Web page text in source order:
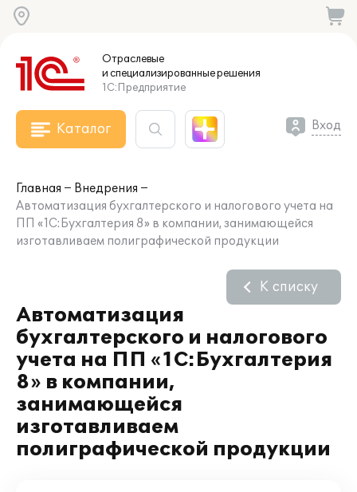
Отраслевые
и специализированныерешения
1С:Предприятие
Каталог Вход
Главная
Внедрения
Автоматизация бухгалтерского и налогового учета на
ПП «1С:Бухгалтерия 8» в компании, занимающейся
изготавливаем полиграфической продукции
Автоматизация
бухгалтерского и налогового
учета на ПП «1С:Бухгалтерия
8» в компании,
занимающейся
изготавливаем
полиграфической продукции
К списку